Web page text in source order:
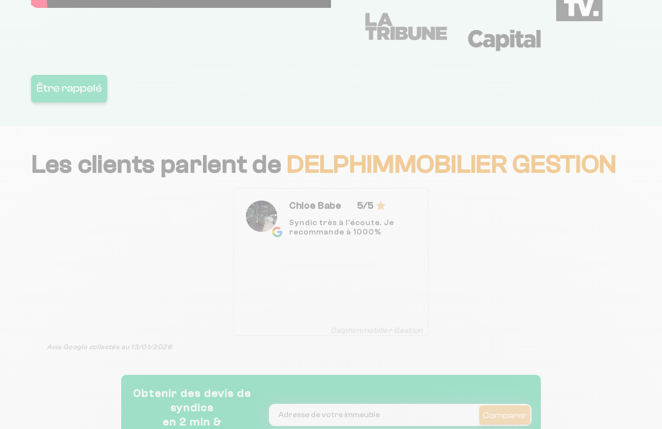
Être rappelé
Les clients parlent de DELPHIMMOBILIER GESTION
Chloe Babe 5/5
Syndic très à l’écoute. Je
recommande à 1000%
Delphimmobilier Gestion
Avis Google collectés au 13/01/2026
Obtenir des devis de
syndics
en 2 min &
Comparer